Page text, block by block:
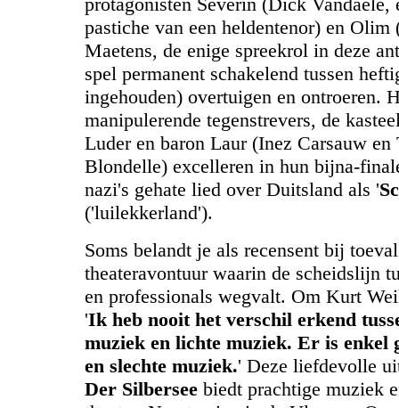
pastiche van een heldentenor) en Olim
Maetens, de enige spreekrol in deze
spel permanent schakelend tussen
ingehouden) overtuigen en ontroeren.
manipulerende tegenstrevers, de
Luder en baron Laur (Inez Carsauw en
Blondelle) excelleren in hun bijna-
nazi's gehate lied over Duitsland als '
('luilekkerland').
Soms belandt je als recensent bij
theateravontuur waarin de scheidslijn
en professionals wegvalt. Om Kurt
'Ik heb nooit het verschil erkend
muziek en lichte muziek. Er is enkel
en slechte muziek.' Deze liefdevolle
Der Silbersee biedt prachtige muziek